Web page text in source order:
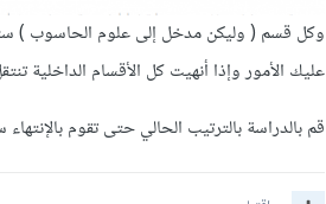
وكل قسم ( وليكن مدخل إلى علوم الحاسوب )
عليك الأمور وإذا أنهيت كل الأقسام الداخلية
قم بالدراسة بالترتيب الحالي حتى تقوم